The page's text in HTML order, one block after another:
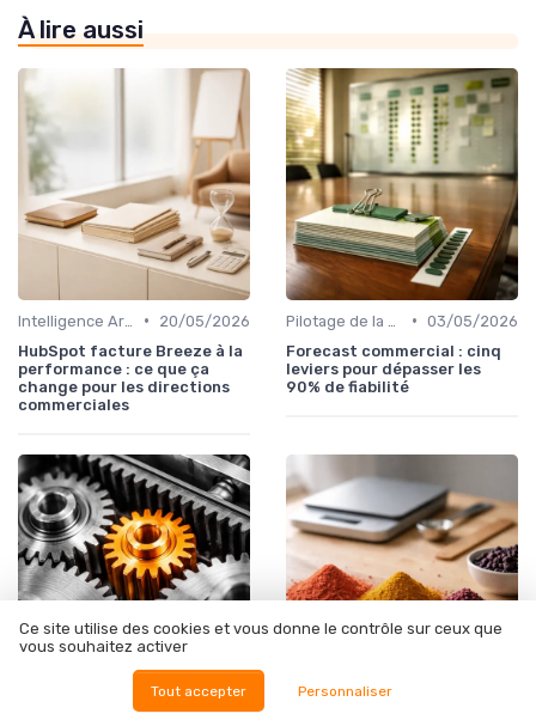
À lire aussi
•
20/05/2026
HubSpot facture Breeze à la
performance : ce que ça
change pour les directions
commerciales
• 03/05/2026
Forecast commercial : cinq
leviers pour dépasser les
90% de fiabilité
•
Ce site utilise des cookies et vous donne le contrôle sur ceux que
vous souhaitez activer
Tout accepter Personnaliser